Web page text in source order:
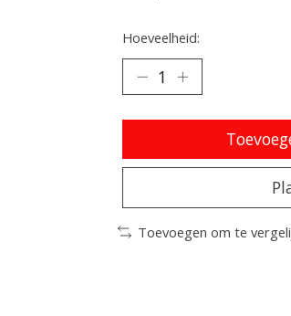
Hoeveelheid:
Toevoegen om te